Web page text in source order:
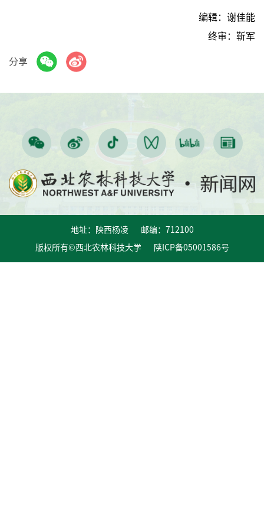
编辑：谢佳能
终审：靳军
分享
地址：陕西杨凌 邮编：712100
版权所有©西北农林科技大学 陕ICP备05001586号